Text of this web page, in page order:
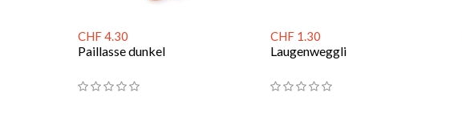
CHF 4.30
Paillasse dunkel
CHF 1.30
Laugenweggli